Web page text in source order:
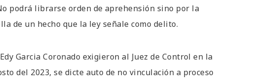
podrá librarse orden de aprehensión sino por la
de un hecho que la ley señale como delito.
Garcia Coronado exigieron al Juez de Control en la
del 2023, se dicte auto de no vinculación a proceso